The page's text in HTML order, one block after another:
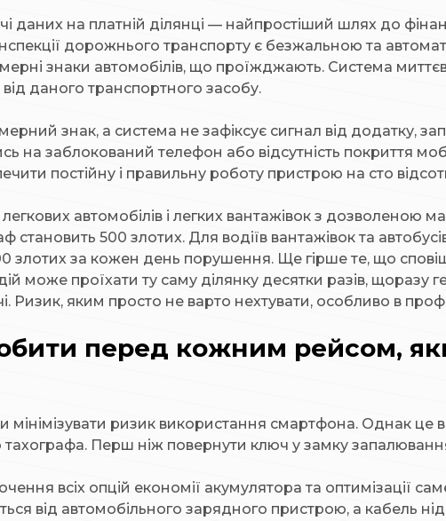
даних на платній ділянці — найпростіший шлях до
дорожнього транспорту є безжальною та
знаки автомобілів, що проїжджають. Система
даного транспортного засобу.
знак, а система не зафіксує сигнал від додатку,
на заблокований телефон або відсутність покриття
постійну і правильну роботу пристрою на сто
автомобілів і легких вантажівок з
становить 500 злотих. Для водіїв вантажівок та
злотих за кожен день порушення. Ще гірше те, що
може проїхати ту саму ділянку десятки разів, щоразу
Ризик, яким просто не варто нехтувати, особливо в
перед кожним рейсом,
ризик використання смартфона. Однак це
Перш ніж повернути ключ у замку
всіх опцій економії акумулятора та оптимізації
від автомобільного зарядного пристрою, а кабель